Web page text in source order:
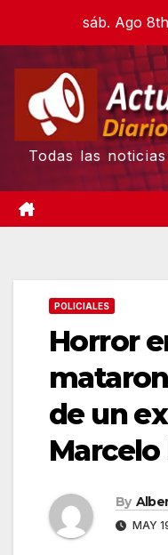
content
sáb. Ago
Todas las
POLICIALES
Horror
de un
Marcelo
By
MAY